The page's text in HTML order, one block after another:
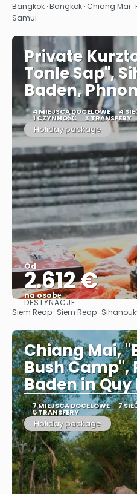
Bangkok · Bangkok · Chiang Mai ·
Samui
Private
Tonle Sap",
Baden,
4 MIEJSCA DOCELOWE 4
1 CZYNNOŚĆ 3 TRANSFERY
Holiday package
Od
2.612 €
na osobę
DESTYNACJE
Siem Reap · Siem Reap ·
Chiang Mai,
Bush Camp",
Baden in Quy
7 MIEJSCA DOCELOWE 7
5 TRANSFERY
Holiday package